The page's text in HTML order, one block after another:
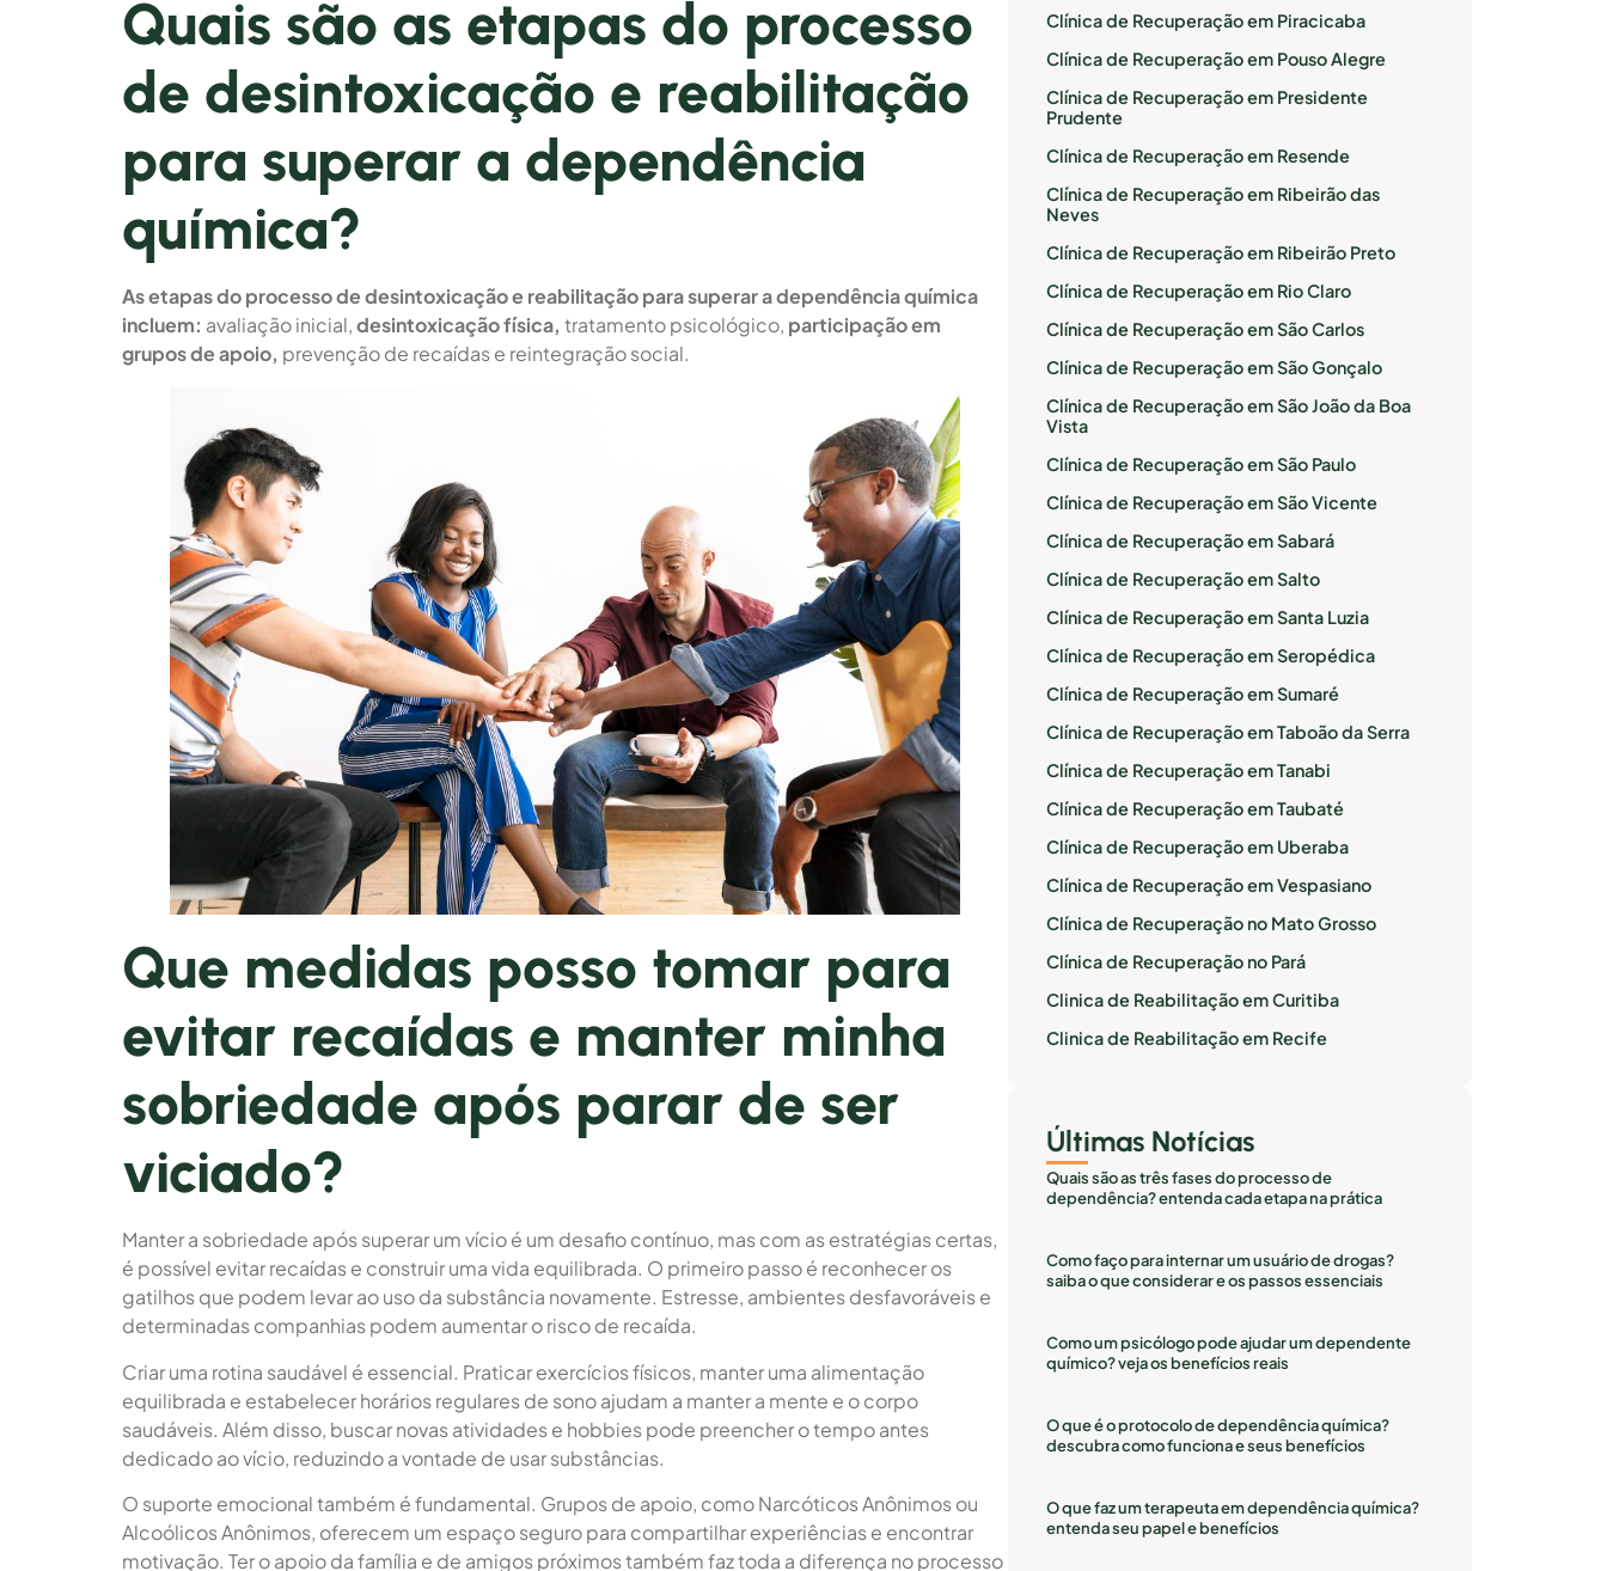
Quais são as etapas do processo
de desintoxicação e reabilitação
para superar a dependência
química?
As etapas do processo de desintoxicação e reabilitação para superar a dependência química
incluem: avaliação inicial,desintoxicação física, tratamento psicológico, participação em
grupos de apoio, prevenção de recaídas e reintegração social.
Que medidas posso tomar para
evitar recaídas e manter minha
sobriedade após parar de ser
viciado?
Manter a sobriedade após superar um vício é um desafio contínuo, mas com as estratégias certas,
é possível evitar recaídas e construir uma vida equilibrada. O primeiro passo é reconhecer os
gatilhos que podem levar ao uso da substância novamente. Estresse, ambientes desfavoráveis e
determinadas companhias podem aumentar o risco de recaída.
Criar uma rotina saudável é essencial. Praticar exercícios físicos, manter uma alimentação
equilibrada e estabelecer horários regulares de sono ajudam a manter a mente e o corpo
saudáveis. Além disso, buscar novas atividades e hobbies pode preencher o tempo antes
dedicado ao vício, reduzindo a vontade de usar substâncias.
O suporte emocional também é fundamental. Grupos de apoio, como Narcóticos Anônimos ou
Alcoólicos Anônimos, oferecem um espaço seguro para compartilhar experiências e encontrar
motivação. Ter o apoio da família e de amigos próximos também faz toda a diferença no processo
Clínica de Recuperação em Piracicaba
Clínica de Recuperação em Pouso Alegre
Clínica de Recuperação em Presidente
Prudente
Clínica de Recuperação em Resende
Clínica de Recuperação em Ribeirão das
Neves
Clínica de Recuperação em Ribeirão Preto
Clínica de Recuperação em Rio Claro
Clínica de Recuperação em São Carlos
Clínica de Recuperação em São Gonçalo
Clínica de Recuperação em São João da Boa
Vista
Clínica de Recuperação em São Paulo
Clínica de Recuperação em São Vicente
Clínica de Recuperação em Sabará
Clínica de Recuperação em Salto
Clínica de Recuperação em Santa Luzia
Clínica de Recuperação em Seropédica
Clínica de Recuperação em Sumaré
Clínica de Recuperação em Taboão da Serra
Clínica de Recuperação em Tanabi
Clínica de Recuperação em Taubaté
Clínica de Recuperação em Uberaba
Clínica de Recuperação em Vespasiano
Clínica de Recuperação no Mato Grosso
Clínica de Recuperação no Pará
Clinica de Reabilitação em Curitiba
Clinica de Reabilitação em Recife
Últimas Notícias
Quais são as três fases do processo de
dependência? entenda cada etapa na prática
Como faço para internar um usuário de drogas?
saiba o que considerar e os passos essenciais
Como um psicólogo pode ajudar um dependente
químico? veja os benefícios reais
O que é o protocolo de dependência química?
descubra como funciona e seus benefícios
O que faz um terapeuta em dependência química?
entenda seu papel e benefícios